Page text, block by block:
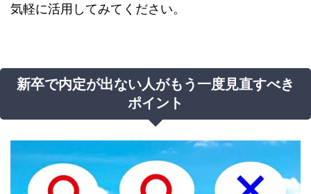
気軽に活用してみてください。
新卒で内定が出ない人がもう一度見直すべき
ポイント